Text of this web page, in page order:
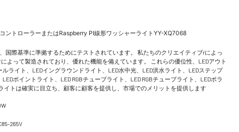
ントローラーまたはRaspberry PI線形ワッシャーライトYY-XQ7068
国際基準に準拠するためにテストされています。 私たちのクリエイティブrによっ
よって製造されており、優れた機能を備えています。 これらの優位性、LEDアウト
ライト、LEDイングラウンドライト、LED水中光、LED洪水ライト、LEDステップ
ポイントライト、LED RGBチューブライト、LED RGBチューブライト、LEDボラ
イトは確実に目立ち、顧客に顧客を提供し、市場でのメリットを提供します
265V